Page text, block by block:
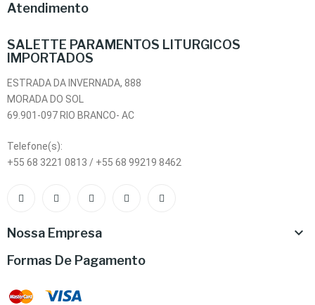
Atendimento
SALETTE PARAMENTOS LITURGICOS
IMPORTADOS
ESTRADA DA INVERNADA, 888
MORADA DO SOL
69.901-097 RIO BRANCO- AC
Telefone(s):
+55 68 3221 0813 / +55 68 99219 8462
Nossa Empresa 
Formas De Pagamento